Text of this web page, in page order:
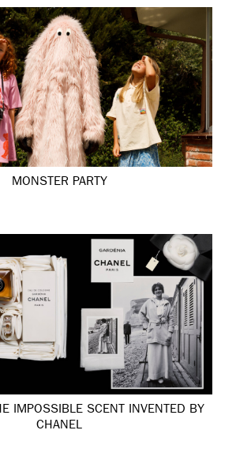
MONSTER PARTY
IMPOSSIBLE SCENT INVENTED BY
CHANEL